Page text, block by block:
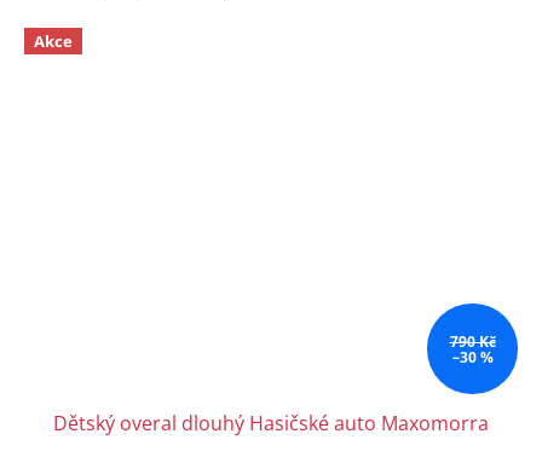
Akce
790 Kč
–30 %
Dětský overal dlouhý Hasičské auto Maxomorra